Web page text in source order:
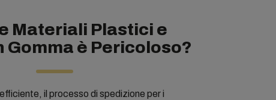
Materiali Plastici e
Gomma è Pericoloso?
il processo di spedizione per i